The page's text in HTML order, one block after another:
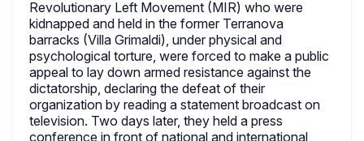
Revolutionary Left Movement (MIR) who were
kidnapped and held in the former Terranova
barracks (Villa Grimaldi), under physical and
psychological torture, were forced to make a public
appeal to lay down armed resistance against the
dictatorship, declaring the defeat of their
organization by reading a statement broadcast on
television. Two days later, they held a press
conference in front of national and international